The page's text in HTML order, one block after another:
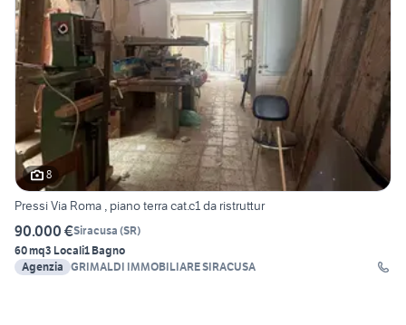
8
Pressi Via Roma , piano terra cat.c1 da ristruttur
90.000 €Siracusa (SR)
60 mq3 Locali1 Bagno
Agenzia GRIMALDI IMMOBILIARE SIRACUSA